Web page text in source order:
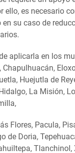
ello, es necesario
en su caso de
aplicarla en los
Chapulhuacán,
Huejutla de
La Misión,
Flores, Pacula,
de Doria,
Tlanchinol,